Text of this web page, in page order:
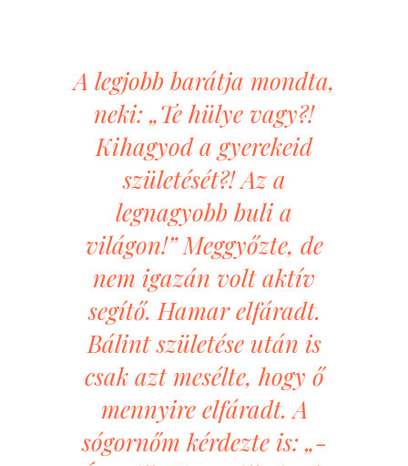
A legjobb barátja mondta,
neki: „Te hülye vagy?!
Kihagyod a gyerekeid
születését?! Az a
legnagyobb buli a
világon!” Meggyőzte, de
nem igazán volt aktív
segítő. Hamar elfáradt.
Bálint születése után is
csak azt mesélte, hogy ő
mennyire elfáradt. A
sógornőm kérdezte is: „-